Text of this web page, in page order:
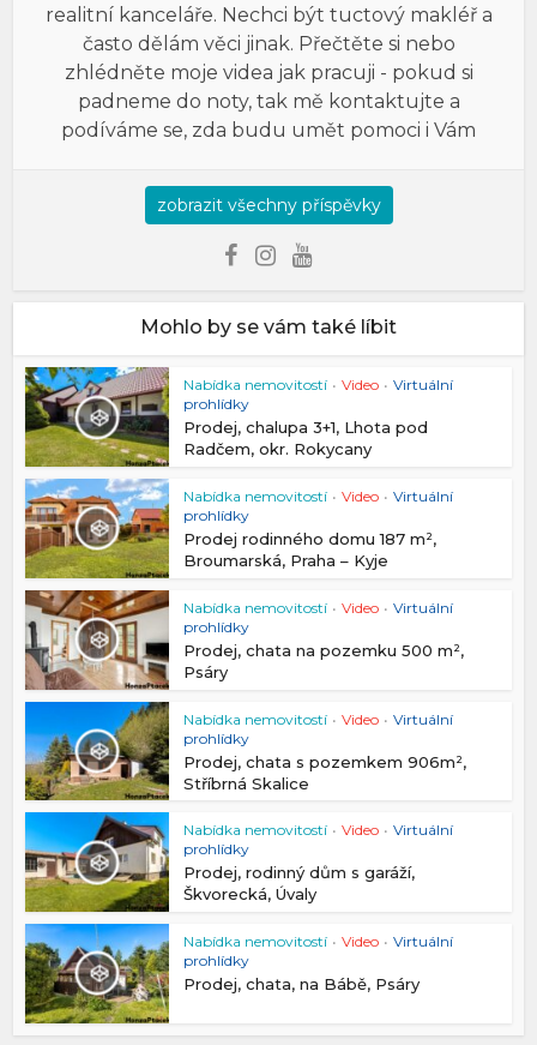
realitní kanceláře. Nechci být tuctový makléř a
často dělám věci jinak. Přečtěte si nebo
zhlédněte moje videa jak pracuji - pokud si
padneme do noty, tak mě kontaktujte a
podíváme se, zda budu umět pomoci i Vám
zobrazit všechny příspěvky
Mohlo by se vám také líbit
Nabídka nemovitostí • Video • Virtuální
prohlídky
Prodej, chalupa 3+1, Lhota pod
Radčem, okr. Rokycany
Nabídka nemovitostí • Video • Virtuální
prohlídky
Prodej rodinného domu 187 m²,
Broumarská, Praha – Kyje
Nabídka nemovitostí • Video • Virtuální
prohlídky
Prodej, chata na pozemku 500 m²,
Psáry
Nabídka nemovitostí • Video • Virtuální
prohlídky
Prodej, chata s pozemkem 906m²,
Stříbrná Skalice
Nabídka nemovitostí • Video • Virtuální
prohlídky
Prodej, rodinný dům s garáží,
Škvorecká, Úvaly
Nabídka nemovitostí • Video • Virtuální
prohlídky
Prodej, chata, na Bábě, Psáry